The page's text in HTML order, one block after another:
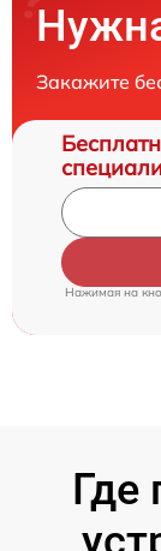
Закажите
Нажимая на
Где